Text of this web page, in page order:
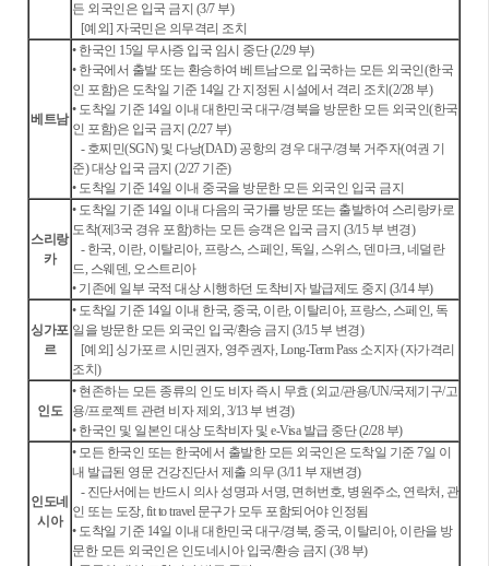
든 외국인은 입국 금지 (3/7 부)
[예외] 자국민은 의무격리 조치
베트남
• 한국인 15일 무사증 입국 임시 중단 (2/29 부)
• 한국에서 출발 또는 환승하여 베트남으로 입국하는 모든 외국인(한국
인 포함)은 도착일 기준 14일 간 지정된 시설에서 격리 조치(2/28 부)
• 도착일 기준 14일 이내 대한민국 대구/경북을 방문한 모든 외국인(한국
인 포함)은 입국 금지 (2/27 부)
- 호찌민(SGN) 및 다낭(DAD) 공항의 경우 대구/경북 거주자(여권 기
준) 대상 입국 금지 (2/27 기준)
• 도착일 기준 14일 이내 중국을 방문한 모든 외국인 입국 금지
스리랑
카
• 도착일 기준 14일 이내 다음의 국가를 방문 또는 출발하여 스리랑카로
도착(제3국 경유 포함)하는 모든 승객은 입국 금지 (3/15 부 변경)
- 한국, 이란, 이탈리아, 프랑스, 스페인, 독일, 스위스, 덴마크, 네덜란
드, 스웨덴, 오스트리아
• 기존에 일부 국적 대상 시행하던 도착비자 발급제도 중지 (3/14 부)
싱가포
르
• 도착일 기준 14일 이내 한국, 중국, 이란, 이탈리아, 프랑스, 스페인, 독
일을 방문한 모든 외국인 입국/환승 금지 (3/15 부 변경)
[예외] 싱가포르 시민권자, 영주권자, Long-Term Pass 소지자 (자가격리
조치)
인도
• 현존하는 모든 종류의 인도 비자 즉시 무효 (외교/관용/UN/국제기구/고
용/프로젝트 관련 비자 제외, 3/13 부 변경)
• 한국인 및 일본인 대상 도착비자 및 e-Visa 발급 중단 (2/28 부)
인도네
시아
• 모든 한국인 또는 한국에서 출발한 모든 외국인은 도착일 기준 7일 이
내 발급된 영문 건강진단서 제출 의무 (3/11 부 재변경)
- 진단서에는 반드시 의사 성명과 서명, 면허번호, 병원주소, 연락처, 관
인 또는 도장, fit to travel 문구가 모두 포함되어야 인정됨
• 도착일 기준 14일 이내 대한민국 대구/경북, 중국, 이탈리아, 이란을 방
문한 모든 외국인은 인도네시아 입국/환승 금지 (3/8 부)